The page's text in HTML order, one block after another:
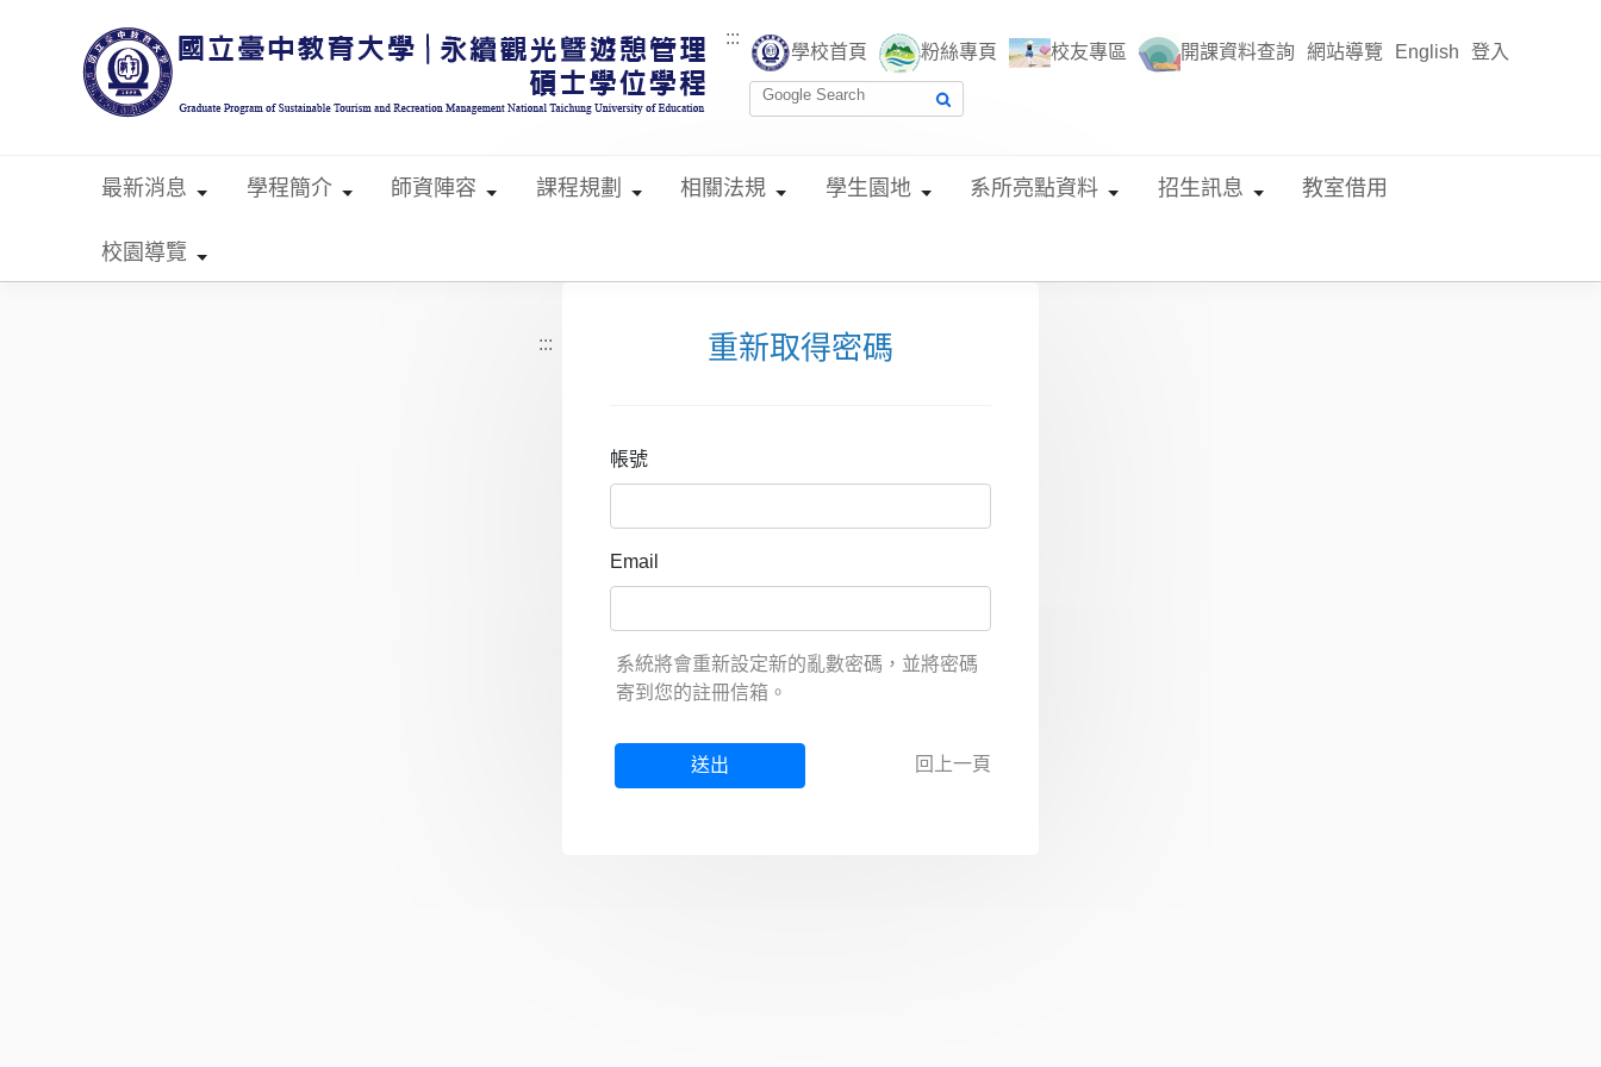
:::
學校首頁 粉絲專頁 校友專區 開課資料查詢 網站導覽 English 登入
最新消息 學程簡介 師資陣容 課程規劃 相關法規 學生園地 系所亮點資料 招生訊息 教室借用
校園導覽
::: 重新取得密碼
帳號
Email
系統將會重新設定新的亂數密碼，並將密碼
寄到您的註冊信箱。